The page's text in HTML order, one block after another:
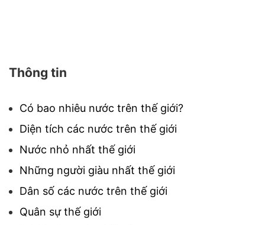
Thông tin
Có bao nhiêu nước trên thế giới?
Diện tích các nước trên thế giới
Nước nhỏ nhất thế giới
Những người giàu nhất thế giới
Dân số các nước trên thế giới
Quân sự thế giới